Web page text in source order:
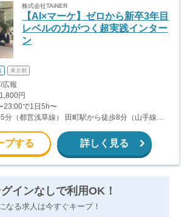
株式会社TAiNER
【AI×マーケ】ゼロから新卒3年目
レベルの力がつく超実践インター
ン
東京都
広報
円
23:00で1日5h〜
分（都営浅草線） 田町駅から徒歩8分（山手線）
プする 詳しく見る
グインなしで利用OK！
なる求人は今すぐキープ！